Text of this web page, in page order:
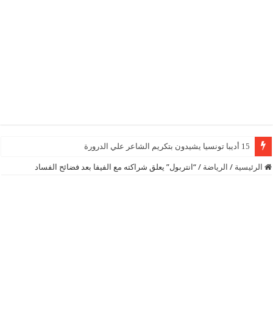
15 أديبا تونسيا يشيدون بتكريم الشاعر علي الدرورة
الرئيسية / الرياضة / “انتربول” يعلق شراكته مع الفيفا بعد فضائح الفساد